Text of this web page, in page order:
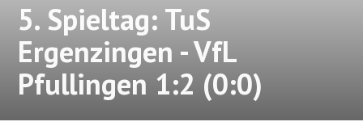
5. Spieltag: TuS
Ergenzingen - VfL
Pfullingen 1:2 (0:0)